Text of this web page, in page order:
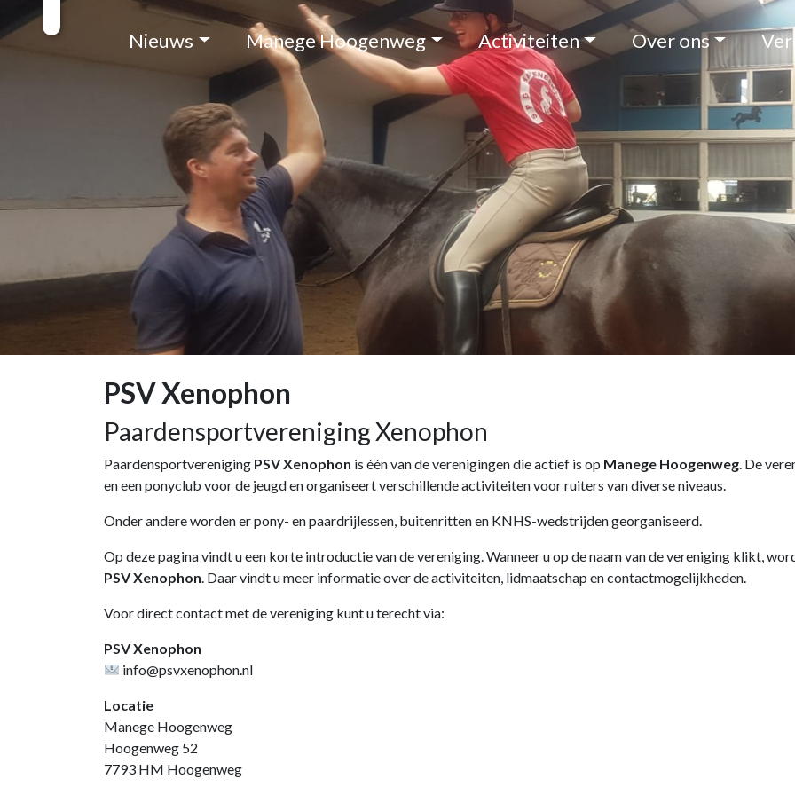
Nieuws Manege Hoogenweg Activiteiten Over ons
PSV Xenophon
Paardensportvereniging Xenophon
Paardensportvereniging PSV Xenophon is één van de verenigingen die actief is op Manege Hoogenweg. De
en een ponyclub voor de jeugd en organiseert verschillende activiteiten voor ruiters van diverse niveaus.
Onder andere worden er pony- en paardrijlessen, buitenritten en KNHS-wedstrijden georganiseerd.
Op deze pagina vindt u een korte introductie van de vereniging. Wanneer u op de naam van de vereniging klikt,
PSV Xenophon. Daar vindt u meer informatie over de activiteiten, lidmaatschap en contactmogelijkheden.
Voor direct contact met de vereniging kunt u terecht via:
PSV Xenophon
info@psvxenophon.nl
Locatie
Manege Hoogenweg
Hoogenweg 52
7793 HM Hoogenweg